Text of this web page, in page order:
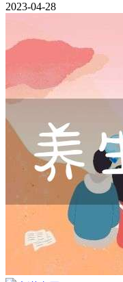
2023-04-28